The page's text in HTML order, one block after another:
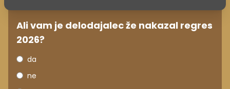
Ali vam je delodajalec že nakazal regres
2026?
da
ne